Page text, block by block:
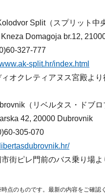
Split（スプリット中
Domagoja br.12,
327-777
split.hr/index.html
オクレティアヌス宮殿より
（リベルタス・ドブ
42, 20000 Dubrovnik
305-070
街ピレ門前のバス乗り場
点のものです。最新の内容をご確認